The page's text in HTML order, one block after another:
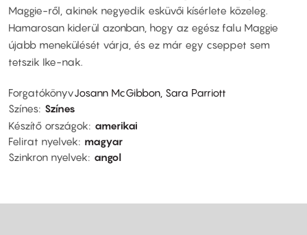
Maggie-ről, akinek negyedik esküvői kísérlete közeleg.
Hamarosan kiderül azonban, hogy az egész falu Maggie
újabb menekülését várja, és ez már egy cseppet sem
tetszik Ike-nak.
ForgatókönyvJosann McGibbon, Sara Parriott
Színes Színes
Készítő országok
amerikai
Felirat nyelvek
magyar
Szinkron nyelvek
angol